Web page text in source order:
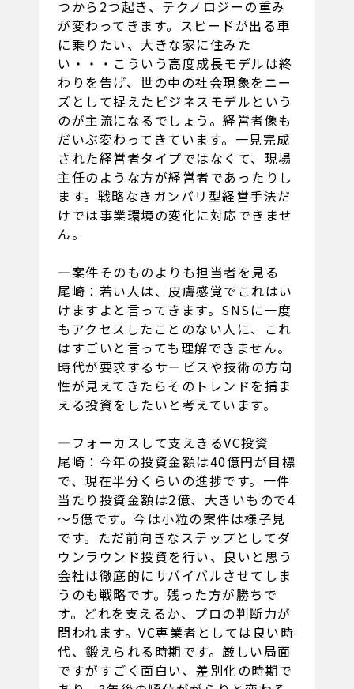
つから2つ起き、テクノロジーの重み
が変わってきます。スピードが出る車
に乗りたい、大きな家に住みた
い・・・こういう高度成長モデルは終
わりを告げ、世の中の社会現象をニー
ズとして捉えたビジネスモデルという
のが主流になるでしょう。経営者像も
だいぶ変わってきています。一見完成
された経営者タイプではなくて、現場
主任のような方が経営者であったりし
ます。戦略なきガンバリ型経営手法だ
けでは事業環境の変化に対応できませ
ん。
―案件そのものよりも担当者を見る
尾崎：若い人は、皮膚感覚でこれはい
けますよと言ってきます。SNSに一度
もアクセスしたことのない人に、これ
はすごいと言っても理解できません。
時代が要求するサービスや技術の方向
性が見えてきたらそのトレンドを捕ま
える投資をしたいと考えています。
―フォーカスして支えきるVC投資
尾崎：今年の投資金額は40億円が目標
で、現在半分くらいの進捗です。一件
当たり投資金額は2億、大きいもので4
～5億です。今は小粒の案件は様子見
です。ただ前向きなステップとしてダ
ウンラウンド投資を行い、良いと思う
会社は徹底的にサバイバルさせてしま
うのも戦略です。残った方が勝ちで
す。どれを支えるか、プロの判断力が
問われます。VC専業者としては良い時
代、鍛えられる時期です。厳しい局面
ですがすごく面白い、差別化の時期で